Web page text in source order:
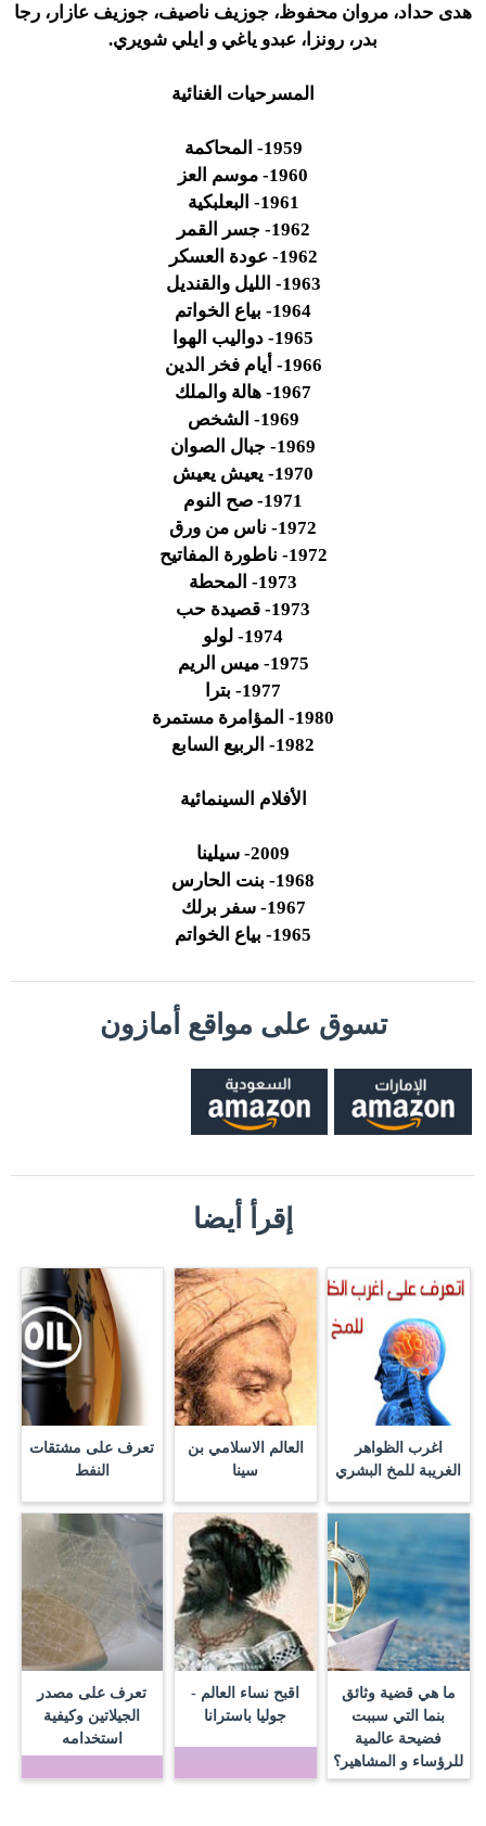
هدى حداد، مروان محفوظ، جوزيف ناصيف، جوزيف عازار، رجا
بدر، رونزا، عبدو ياغي و ايلي شويري.
المسرحيات الغنائية
1959- المحاكمة
1960- موسم العز
1961- البعلبكية
1962- جسر القمر
1962- عودة العسكر
1963- الليل والقنديل
1964- بياع الخواتم
1965- دواليب الهوا
1966- أيام فخر الدين
1967- هالة والملك
1969- الشخص
1969- جبال الصوان
1970- يعيش يعيش
1971- صح النوم
1972- ناس من ورق
1972- ناطورة المفاتيح
1973- المحطة
1973- قصيدة حب
1974- لولو
1975- ميس الريم
1977- بترا
1980- المؤامرة مستمرة
1982- الربيع السابع
الأفلام السينمائية
2009- سيلينا
1968- بنت الحارس
1967- سفر برلك
1965- بياع الخواتم
تسوق على مواقع أمازون
إقرأ أيضا
اغرب الظواهر
الغريبة للمخ البشري
العالم الاسلامي بن
سينا
تعرف على مشتقات
النفط
ما هي قضية وثائق
بنما التي سببت
فضيحة عالمية
للرؤساء و المشاهير؟
اقبح نساء العالم -
جوليا باسترانا
تعرف على مصدر
الجيلاتين وكيفية
استخدامه